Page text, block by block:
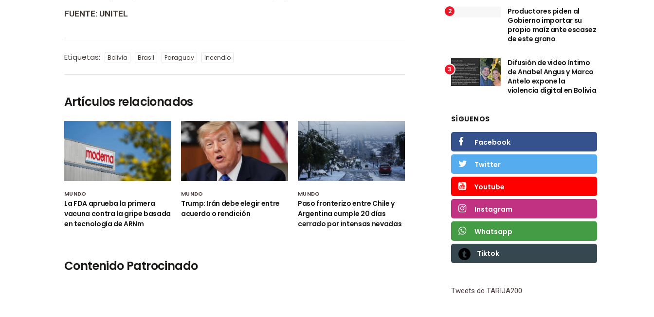
FUENTE: UNITEL
Etiquetas: Bolivia Brasil Paraguay Incendio
Artículos relacionados
MUNDO
La FDA aprueba la primera
vacuna contra la gripe basada
en tecnología de ARNm
MUNDO
Trump: Irán debe elegir entre
acuerdo o rendición
MUNDO
Paso fronterizo entre Chile y
Argentina cumple 20 días
cerrado por intensas nevadas
Contenido Patrocinado
2
Productores piden al
Gobierno importar su
propio maíz ante escasez
de este grano
3
Difusión de video íntimo
de Anabel Angus y Marco
Antelo expone la
violencia digital en Bolivia
SÍGUENOS
Facebook
Twitter
Youtube
Instagram
Whatsapp
Tiktok
Tweets de TARIJA200